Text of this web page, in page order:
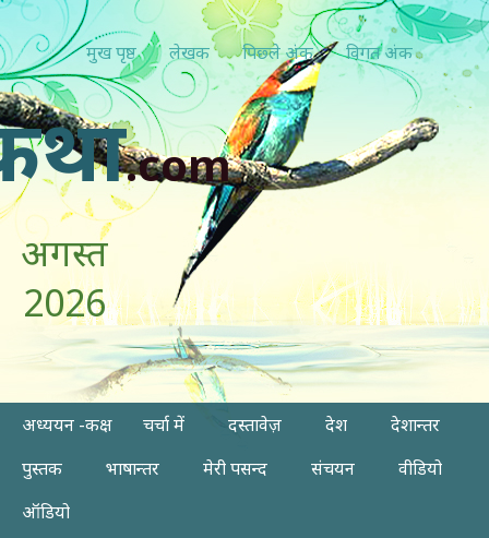
मुख पृष्ठ लेखक पिछ्ले अंक विगत अंक
.com
अगस्त
2026
अध्ययन -कक्ष चर्चा में दस्तावेज़ देश
देशान्तर
पुस्तक
भाषान्तर मेरी पसन्द संचयन
वीडियो
ऑडियो